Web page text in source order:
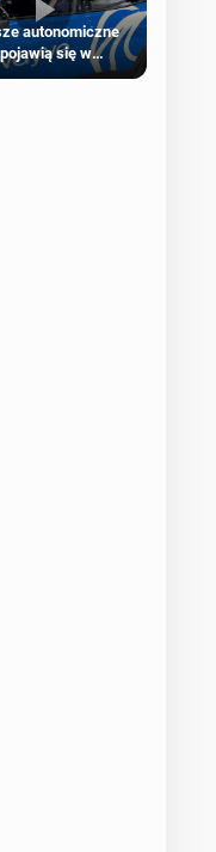
autonomiczne
się w
jeszcze tego